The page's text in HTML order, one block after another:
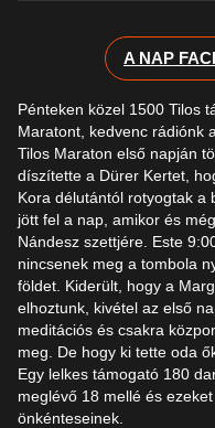
A NAP
Pénteken közel 1500 Tilos
Maratont, kedvenc rádiónk
Tilos Maraton első napján
díszítette a Dürer Kertet,
Kora délutántól rotyogtak a
jött fel a nap, amikor és
Nándesz szettjére. Este
nincsenek meg a tombola
földet. Kiderült, hogy a
elhoztunk, kivétel az első
meditációs és csakra
meg. De hogy ki tette oda
Egy lelkes támogató 180
meglévő 18 mellé és
önkénteseinek.